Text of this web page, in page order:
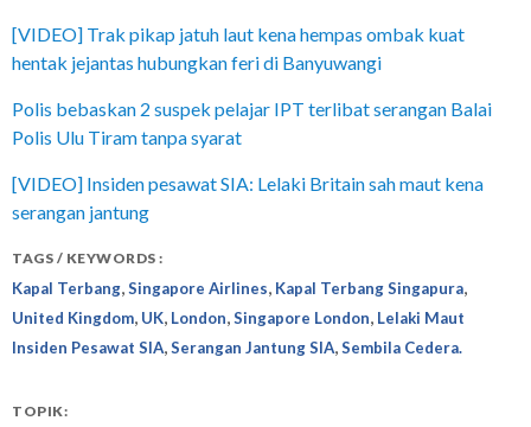
[VIDEO] Trak pikap jatuh laut kena hempas ombak kuat
hentak jejantas hubungkan feri di Banyuwangi
Polis bebaskan 2 suspek pelajar IPT terlibat serangan Balai
Polis Ulu Tiram tanpa syarat
[VIDEO] Insiden pesawat SIA: Lelaki Britain sah maut kena
serangan jantung
TAGS / KEYWORDS :
Kapal Terbang Singapore Airlines Kapal Terbang Singapura
United Kingdom UK London Singapore London Lelaki Maut
Insiden Pesawat SIA Serangan Jantung SIA Sembila Cedera.
TOPIK: